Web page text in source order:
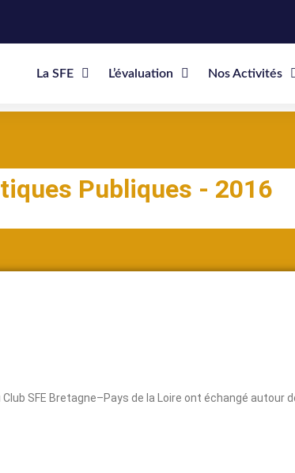
La SFE L’évaluation Nos Activités
Publiques - 2016
SFE Bretagne–Pays de la Loire ont échangé autour